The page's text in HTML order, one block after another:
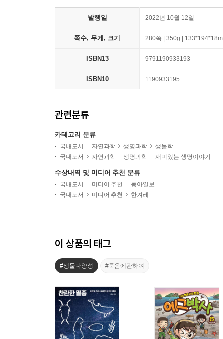
발행일 2022년 10월 12일
쪽수, 무게, 크기 280쪽 | 350g |
ISBN13 9791190933193
ISBN10 1190933195
관련분류
카테고리 분류
국내도서 자연과학 생명과학
생물학
국내도서
자연과학 생명과학 재미있는 생명이야기
수상내역 및 미디어 추천 분류
국내도서 미디어 추천
동아일보
국내도서
미디어 추천 한겨레
이 상품의 태그
#생물다양성 #죽음에관하여